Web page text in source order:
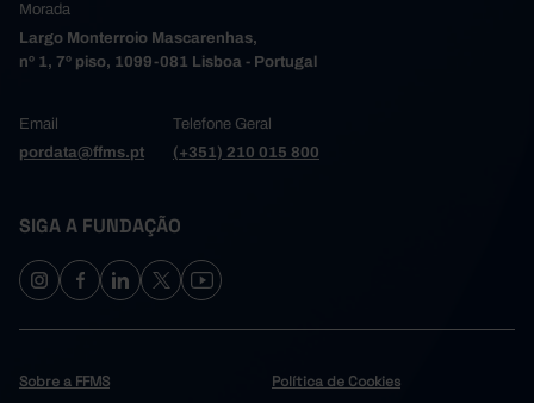
Morada
Largo Monterroio Mascarenhas,
nº 1, 7º piso, 1099-081 Lisboa - Portugal
Email
pordata@ffms.pt
Telefone Geral
(+351) 210 015 800
SIGA A FUNDAÇÃO
Sobre a FFMS Política de Cookies